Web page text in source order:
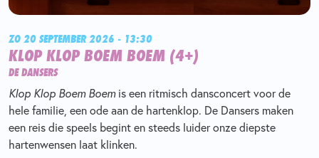
ZO 20 SEPTEMBER 2026 - 13:30
KLOP KLOP BOEM BOEM (4+)
DE DANSERS
Klop Klop Boem Boemis een ritmisch dansconcert voor de
hele familie, een ode aan de hartenklop. De Dansers maken
een reis die speels begint en steeds luider onze diepste
hartenwensen laat klinken.